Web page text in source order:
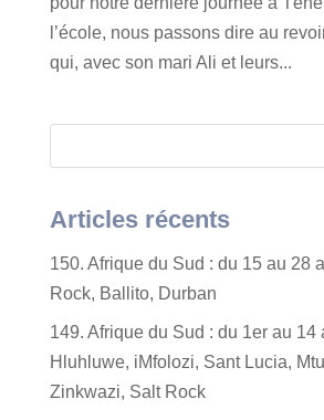
l’école, nous passons dire au
qui, avec son mari Ali et leurs...
Articles récents
150. Afrique du Sud : du 15 au 28
Rock, Ballito, Durban
149. Afrique du Sud : du 1er au 14
Hluhluwe, iMfolozi, Sant Lucia,
Zinkwazi, Salt Rock